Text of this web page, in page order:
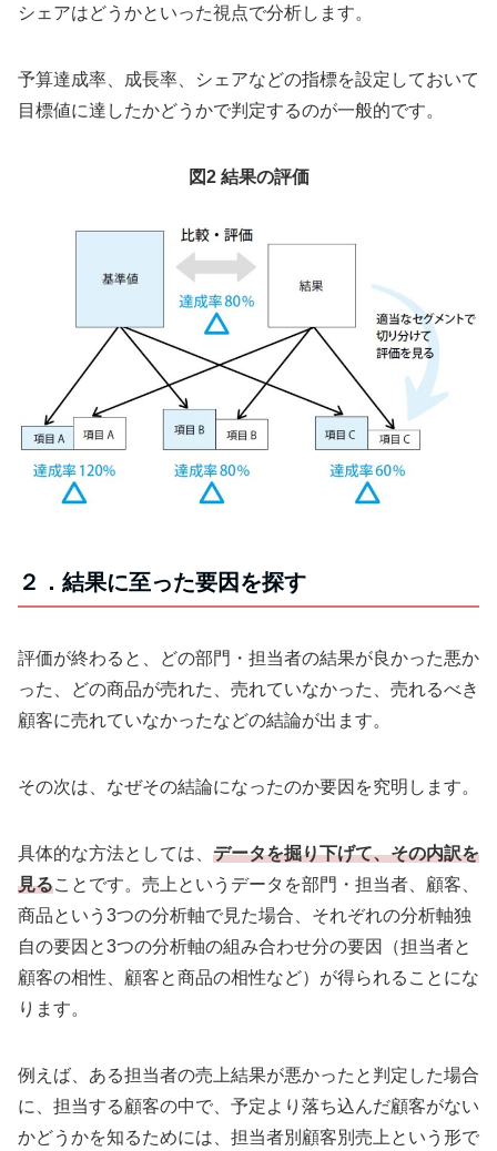
シェアはどうかといった視点で分析します。
予算達成率、成長率、シェアなどの指標を設定しておいて
目標値に達したかどうかで判定するのが一般的です。
図2 結果の評価
２．結果に至った要因を探す
評価が終わると、どの部門・担当者の結果が良かった悪か
った、どの商品が売れた、売れていなかった、売れるべき
顧客に売れていなかったなどの結論が出ます。
その次は、なぜその結論になったのか要因を究明します。
具体的な方法としては、 データを掘り下げて、その内訳を
見ることです。売上というデータを部門・担当者、顧客、
商品という3つの分析軸で見た場合、それぞれの分析軸独
自の要因と3つの分析軸の組み合わせ分の要因（担当者と
顧客の相性、顧客と商品の相性など）が得られることにな
ります。
例えば、ある担当者の売上結果が悪かったと判定した場合
に、担当する顧客の中で、予定より落ち込んだ顧客がない
かどうかを知るためには、担当者別顧客別売上という形で